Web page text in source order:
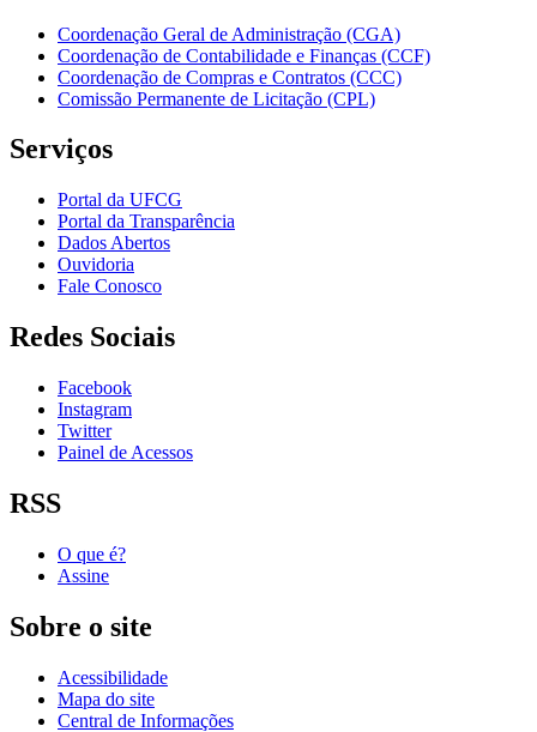
Coordenação Geral de Administração (CGA)
Coordenação de Contabilidade e Finanças (CCF)
Coordenação de Compras e Contratos (CCC)
Comissão Permanente de Licitação (CPL)
Serviços
Portal da UFCG
Portal da Transparência
Dados Abertos
Ouvidoria
Fale Conosco
Redes Sociais
Facebook
Instagram
Twitter
Painel de Acessos
RSS
O que é?
Assine
Sobre o site
Acessibilidade
Mapa do site
Central de Informações